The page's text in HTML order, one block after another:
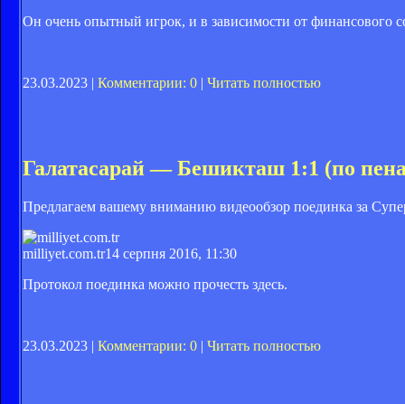
Он очень опытный игрок, и в зависимости от финансового
23.03.2023 | Комментарии: 0 | Читать полностью
Галатасарай — Бешикташ 1:1 (по
Предлагаем вашему вниманию видеообзор поединка за
milliyet.com.tr14 серпня 2016, 11:30
Протокол поединка можно прочесть здесь.
23.03.2023 | Комментарии: 0 | Читать полностью